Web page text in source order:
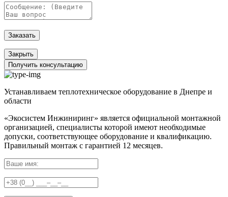
Заказать
Закрыть
Получить консультацию
Устанавливаем теплотехническое оборудование в Днепре и
области
«Экосистем Инжиниринг» является официальной монтажной
организацией, специалисты которой имеют необходимые
допуски, соответствующее оборудование и квалификацию.
Правильный монтаж с гарантией 12 месяцев.